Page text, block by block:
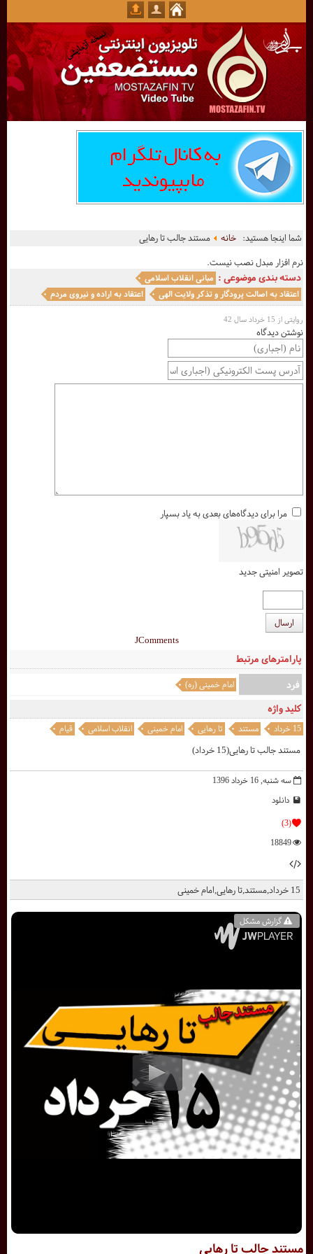
شما اینجا هستید:خانه
مستند جالب تا رهایی
نرم افزار مبدل نصب نیست.
دسته بندی موضوعی : مبانی انقلاب اسلامی
اعتقاد به اصالت پرودگار و تذکر ولایت الهی
اعتقاد به اراده و نیروی مردم
روایتی از 15 خرداد سال 42
مستند جالب تا رهایی
گزارش مشکل
15 خرداد,مستند,تا رهایی,امام خمینی
سه شنبه, 16 خرداد 1396
دانلود
(3)
18849
مستند جالب تا رهایی(15 خرداد)
کلید واژه
15 خرداد مستند تا رهایی امام خمینی انقلاب اسلامی قیام
پارامترهای مرتبط
فرد
امام خمینی (ره)
نوشتن دیدگاه
مرا برای دیدگاه‌های بعدی به یاد بسپار
تصویر امنیتی جدید
ارسال
JComments